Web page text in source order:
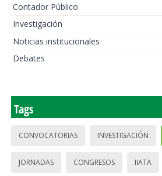
Contador Público
Investigación
Noticias institucionales
Debates
Tags
CONVOCATORIAS INVESTIGACIÓN
JORNADAS CONGRESOS IIATA